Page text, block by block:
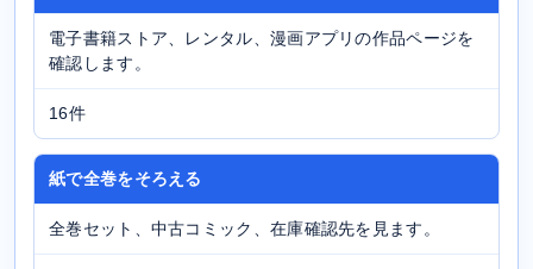
電子書籍ストア、レンタル、漫画アプリの作品ページを
確認します。
16件
紙で全巻をそろえる
全巻セット、中古コミック、在庫確認先を見ます。